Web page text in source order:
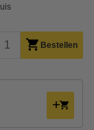
Bestellen